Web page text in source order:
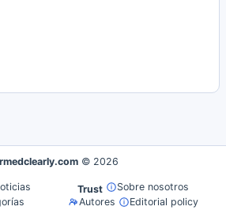
© 2026
Trust
Sobre nosotros
Autores
Editorial policy